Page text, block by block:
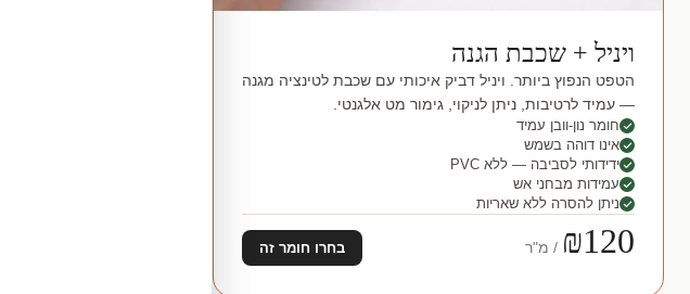
ויניל + שכבת הגנה
הטפט הנפוץ ביותר. ויניל דביק איכותי עם שכבת לטינציה מגנה
— עמיד לרטיבות, ניתן לניקוי, גימור מט אלגנטי.
חומר נון-וובן עמיד
אינו דוהה בשמש
ידידותי לסביבה — ללא PVC
עמידות מבחני אש
ניתן להסרה ללא שאריות
₪120 / מ"ר בחרו חומר זה